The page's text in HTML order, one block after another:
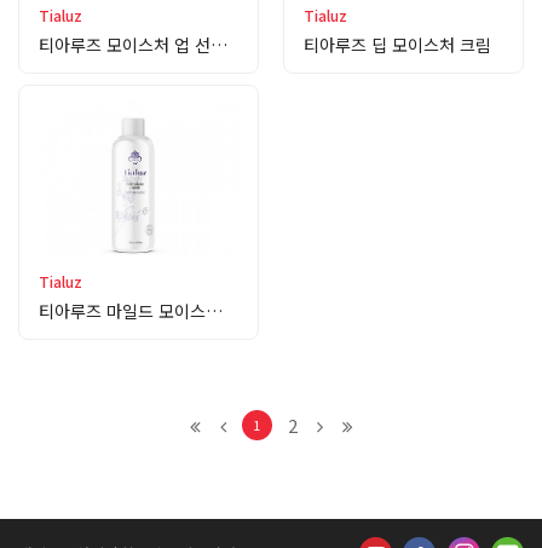
Tialuz
티아루즈 모이스처 업 선스크린
Tialuz
티아루즈 딥 모이스처 크림
Tialuz
티아루즈 마일드 모이스처 로션
1 2